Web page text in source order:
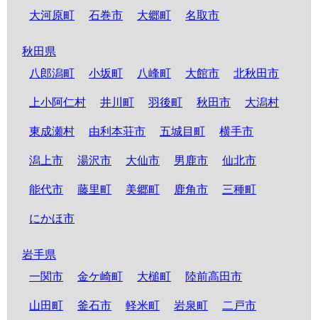
大河原町 石巻市 大郷町 名取市
秋田県
八郎潟町
小坂町 八峰町 大館市 北秋田市
上小阿仁村 井川町 羽後町 秋田市 大潟村
東成瀬村 由利本荘市 五城目町 横手市
潟上市 湯沢市 大仙市 男鹿市 仙北市
能代市 藤里町 美郷町 鹿角市 三種町
にかほ市
岩手県
一関市
金ケ崎町 大槌町 陸前高田市
山田町 釜石市 軽米町 岩泉町 二戸市